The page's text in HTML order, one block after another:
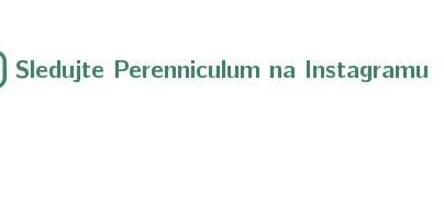
Sledujte Perenniculum na Instagramu